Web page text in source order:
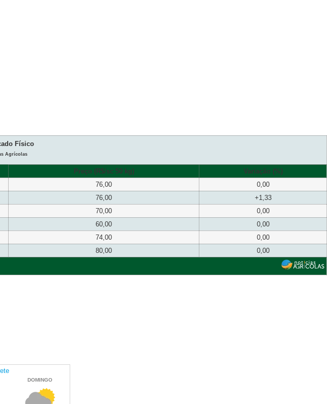
Físico
Agrícolas
Preço (R$/sc 50 kg)
Variação (%)
76,00
0,00
76,00
+1,33
70,00
0,00
60,00
0,00
74,00
0,00
80,00
0,00